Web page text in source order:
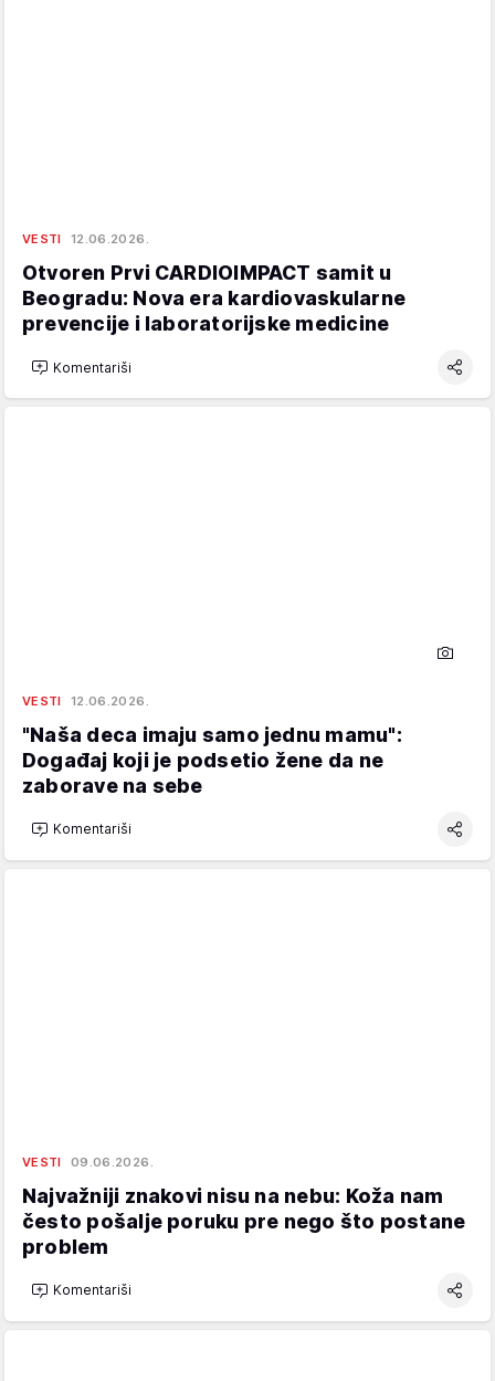
VESTI 12.06.2026.
Otvoren Prvi CARDIOIMPACT samit u
Beogradu: Nova era kardiovaskularne
prevencije i laboratorijske medicine
Komentariši
VESTI 12.06.2026.
"Naša deca imaju samo jednu mamu":
Događaj koji je podsetio žene da ne
zaborave na sebe
Komentariši
VESTI 09.06.2026.
Najvažniji znakovi nisu na nebu: Koža nam
često pošalje poruku pre nego što postane
problem
Komentariši